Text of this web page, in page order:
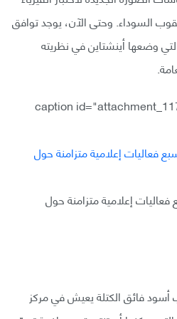
السوداء. وحتى الآن، يوجد توافق
وضعها أينشتاين في نظريته
[caption
إعلامية متزامنة حول
فائق الكتلة يعيش في مركز